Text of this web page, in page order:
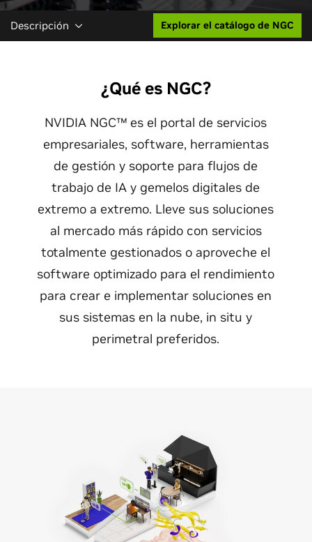
Descripción Explorar el catálogo de NGC
¿Qué es NGC?
NVIDIA NGC™ es el portal de servicios
empresariales, software, herramientas
de gestión y soporte para flujos de
trabajo de IA y gemelos digitales de
extremo a extremo. Lleve sus soluciones
al mercado más rápido con servicios
totalmente gestionados o aproveche el
software optimizado para el rendimiento
para crear e implementar soluciones en
sus sistemas en la nube, in situ y
perimetral preferidos.